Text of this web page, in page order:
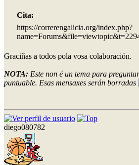
Cita:
https://correrengalicia.org/index.php?
Graciñas a todos pola vosa colaboración.
NOTA: Este non é un tema para
puntuable. Esas mensaxes serán borradas
diego080782